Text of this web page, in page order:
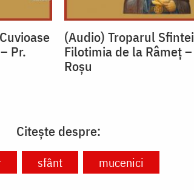
Pr.
(Audio) Troparul
Filotimia de la Râmeț
Roșu
Citește despre:
sfânt mucenici